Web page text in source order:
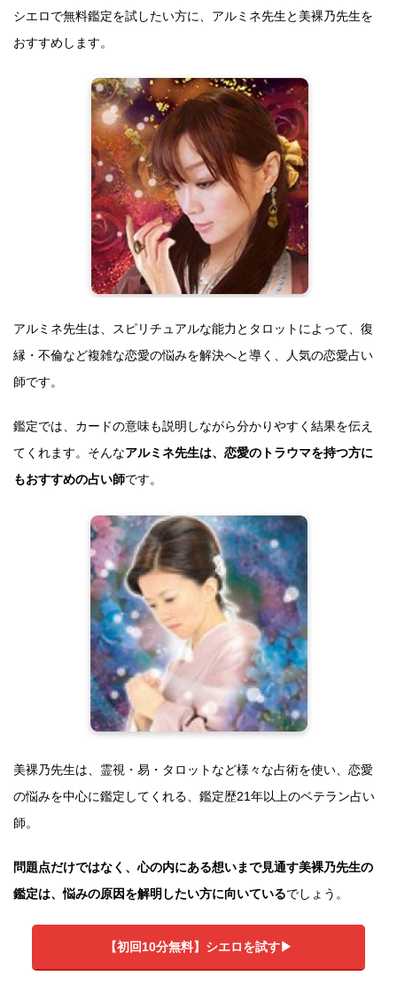
シエロで無料鑑定を試したい方に、アルミネ先生と美裸乃先生を
おすすめします。
アルミネ先生は、スピリチュアルな能力とタロットによって、復
縁・不倫など複雑な恋愛の悩みを解決へと導く、人気の恋愛占い
師です。
鑑定では、カードの意味も説明しながら分かりやすく結果を伝え
てくれます。そんなアルミネ先生は、恋愛のトラウマを持つ方に
もおすすめの占い師です。
美裸乃先生は、霊視・易・タロットなど様々な占術を使い、恋愛
の悩みを中心に鑑定してくれる、鑑定歴21年以上のベテラン占い
師。
問題点だけではなく、心の内にある想いまで見通す美裸乃先生の
鑑定は、悩みの原因を解明したい方に向いているでしょう。
【初回10分無料】シエロを試す▶